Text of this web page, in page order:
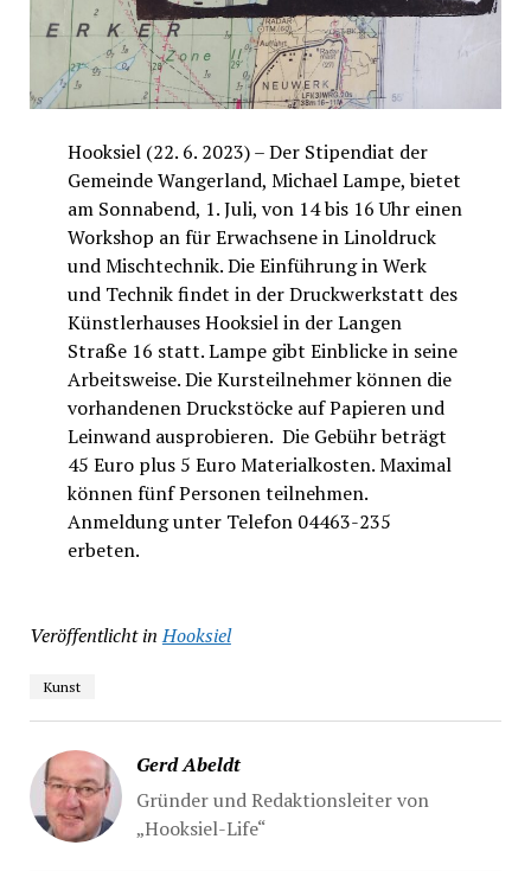
Hooksiel (22. 6. 2023) – Der Stipendiat der
Gemeinde Wangerland, Michael Lampe, bietet
am Sonnabend, 1. Juli, von 14 bis 16 Uhr einen
Workshop an für Erwachsene in Linoldruck
und Mischtechnik. Die Einführung in Werk
und Technik findet in der Druckwerkstatt des
Künstlerhauses Hooksiel in der Langen
Straße 16 statt. Lampe gibt Einblicke in seine
Arbeitsweise. Die Kursteilnehmer können die
vorhandenen Druckstöcke auf Papieren und
Leinwand ausprobieren. Die Gebühr beträgt
45 Euro plus 5 Euro Materialkosten. Maximal
können fünf Personen teilnehmen.
Anmeldung unter Telefon 04463-235
erbeten.
Veröffentlicht in Hooksiel
Kunst
Gerd Abeldt
Gründer und Redaktionsleiter von
„Hooksiel-Life“